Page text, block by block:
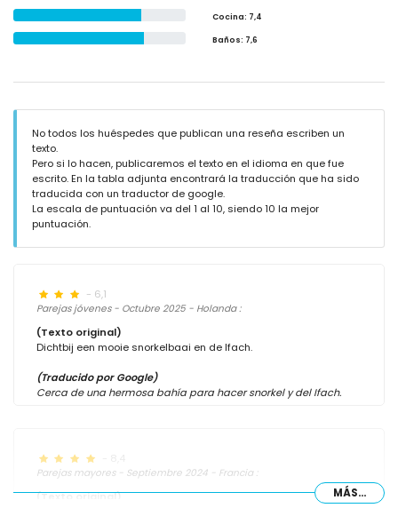
Cocina: 7,4
Baños: 7,6
No todos los huéspedes que publican una reseña escriben un
texto.
Pero si lo hacen, publicaremos el texto en el idioma en que fue
escrito. En la tabla adjunta encontrará la traducción que ha sido
traducida con un traductor de google.
La escala de puntuación va del 1 al 10, siendo 10 la mejor
puntuación.
- 6,1
Parejas jóvenes - Octubre 2025 - Holanda :
(Texto original)
Dichtbij een mooie snorkelbaai en de Ifach.
(Traducido por Google)
Cerca de una hermosa bahía para hacer snorkel y del Ifach.
Parejas mayores - Septiembre 2024 - Francia :
(Texto original)
MÁS...